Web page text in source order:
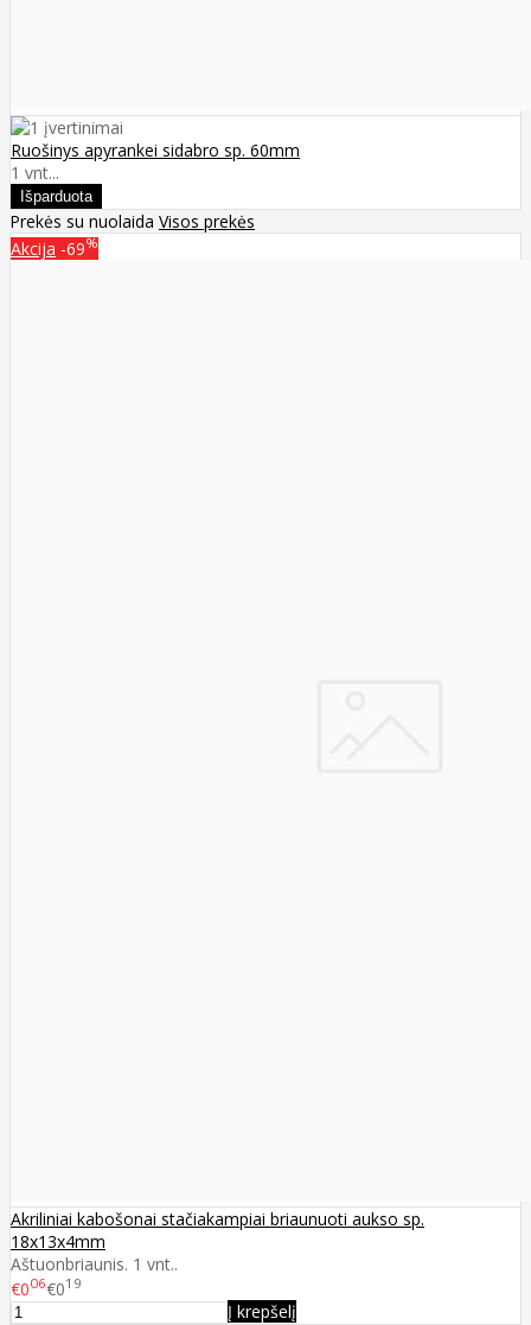
Ruošinys apyrankei sidabro sp. 60mm
1 vnt...
Prekės su nuolaida Visos prekės
Akcija -69%
Akriliniai kabošonai stačiakampiai briaunuoti aukso sp.
18x13x4mm
Aštuonbriaunis. 1 vnt..
€006€019
Į krepšelį